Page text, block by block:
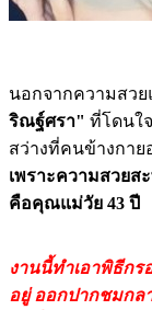
นอกจากความสวย
ริณฐ์ศรา" ที่โดนใ
สว่างที่คนข้างกาย
เพราะความสวยส
คือคุณแม่วัย 43 ปี
งานนี้ทำเอาพิธีก
อยู่ ออกปากชมกล